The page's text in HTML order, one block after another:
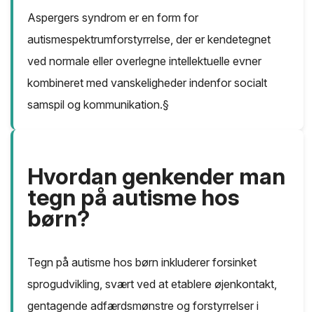
Aspergers syndrom er en form for
autismespektrumforstyrrelse, der er kendetegnet
ved normale eller overlegne intellektuelle evner
kombineret med vanskeligheder indenfor socialt
samspil og kommunikation.§
Hvordan genkender man
tegn på autisme hos
børn?
Tegn på autisme hos børn inkluderer forsinket
sprogudvikling, svært ved at etablere øjenkontakt,
gentagende adfærdsmønstre og forstyrrelser i